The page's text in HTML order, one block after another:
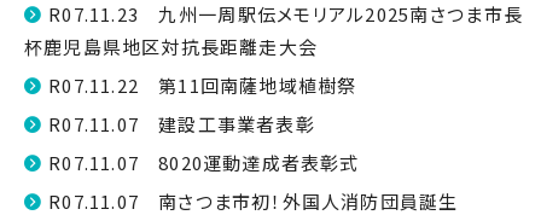
R07.11.23 九州一周駅伝メモリアル2025南さつま市長
杯鹿児島県地区対抗長距離走大会
R07.11.22 第11回南薩地域植樹祭
R07.11.07 建設工事業者表彰
R07.11.07 8020運動達成者表彰式
R07.11.07 南さつま市初！外国人消防団員誕生